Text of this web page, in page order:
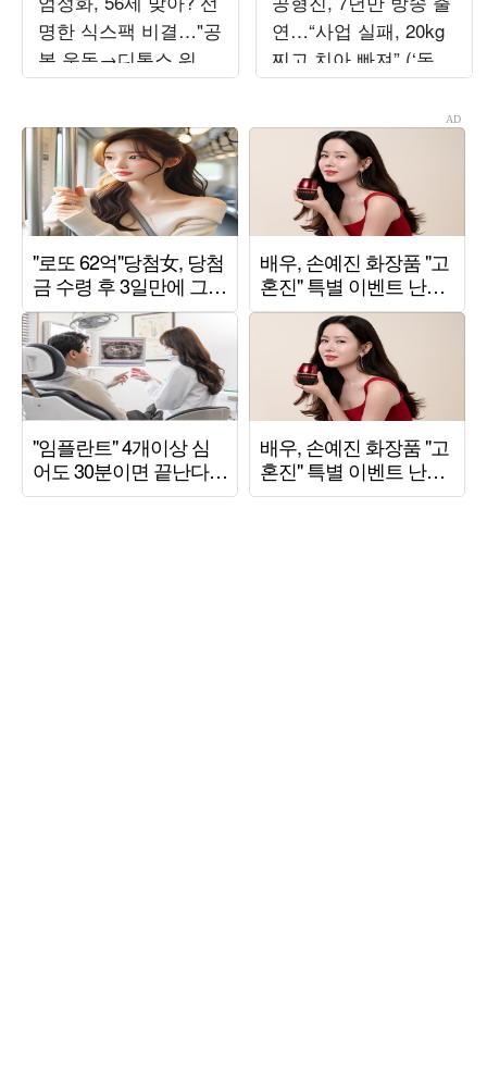
명한 식스팩 비결…"공
복 운동→디톡스 워터"
('놀토')
연…“사업 실패, 20kg
찌고 치아 빠져” (‘동치
미’)